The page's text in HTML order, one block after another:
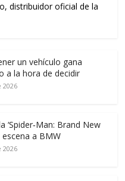
distribuidor oficial de la
un vehículo gana
a la hora de decidir
2026
‘Spider‑Man: Brand New
escena a BMW
2026